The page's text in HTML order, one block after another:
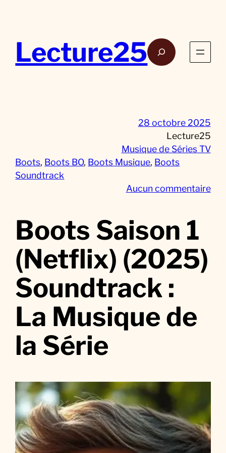
Lecture25Rech
28 octobre 2025
Lecture25
Musique de Séries TV
Boots, Boots BO, Boots Musique, Boots
Soundtrack
Aucun commentaires
(
t
f
l
Boots Saison 1
(Netflix) (2025)
Soundtrack :
La Musique de
la Série